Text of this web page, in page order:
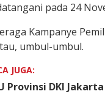
pada 24
Kampanye
umbul-umbul.
JUGA:
Provinsi DKI